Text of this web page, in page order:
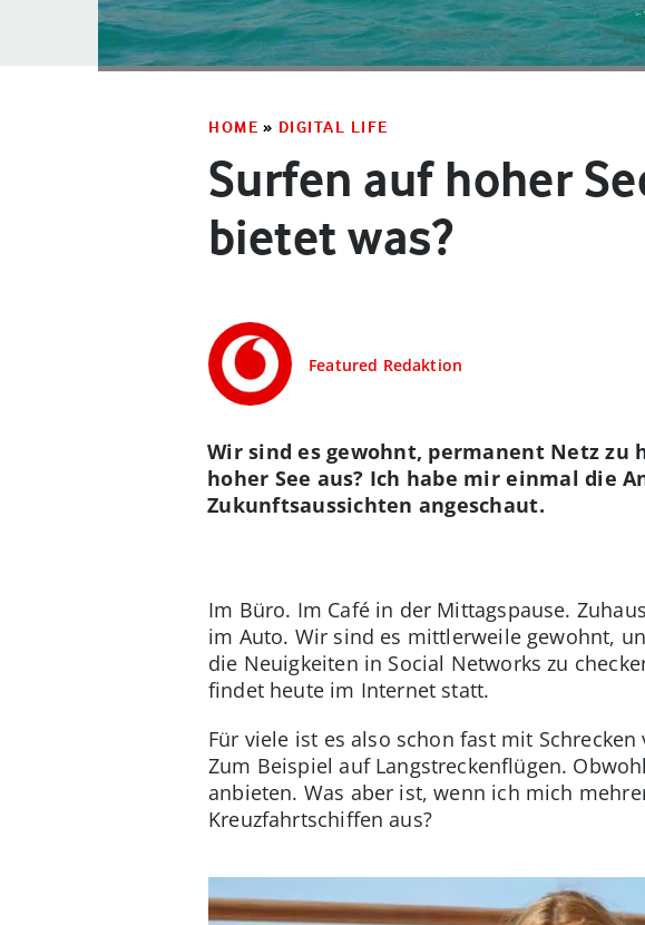
HOME » DIGITAL LIFE
Surfen auf hoher
bietet was?
Featured Redaktion
Wir sind es gewohnt, permanent Netz
hoher See aus? Ich habe mir einmal die
Zukunftsaussichten angeschaut.
Im Büro. Im Café in der Mittagspause.
im Auto. Wir sind es mittlerweile gewohnt,
die Neuigkeiten in Social Networks zu
findet heute im Internet statt.
Für viele ist es also schon fast mit
Zum Beispiel auf Langstreckenflügen.
anbieten. Was aber ist, wenn ich mich
Kreuzfahrtschiffen aus?